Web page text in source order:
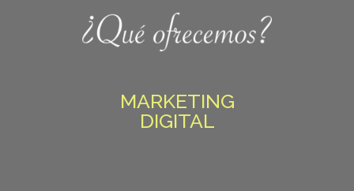
MARKETING
DIGITAL